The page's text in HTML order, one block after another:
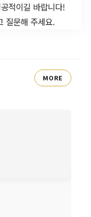
적이길 바랍니다!
질문해 주세요.
MORE